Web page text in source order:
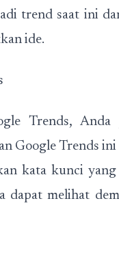
trend saat ini
ide.
Trends,
Google Trends
kata kunci
dapat melihat